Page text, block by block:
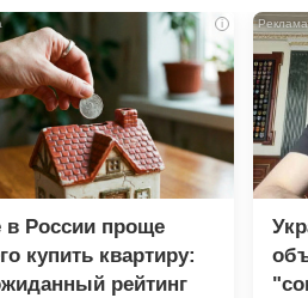
i
в России проще
купить квартиру:
рейтинг